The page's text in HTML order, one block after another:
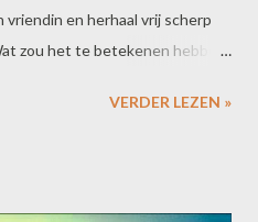
vriendin en herhaal vrij scherp
zou het te betekenen hebben,
de ingewikkelde vorm nog
VERDER LEZEN »